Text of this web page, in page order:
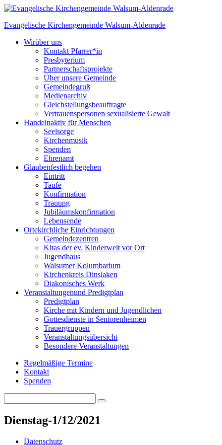
Skip
content
Evangelische Kirchengemeinde Walsum-Aldenrade
Wirüber uns
Kontakt Pfarrer*in
Presbyterium
Partnerschaftsprojekte
Über unsere Gemeinde
Gemeindegruß
Medienarchiv
Gleichstellungs­beauftragte
Vertrauenspersonen sexualisierte Gewalt
Handelnaktiv für Menschen
Seelsorge
Kirchenmusik
Spenden
Ehrenamt
Glaubenfestlich begehen
Eintritt
Taufe
Konfirmation
Trauung
Jubiläumskonfirmation
Lebensende
Ortekirchliche Einrichtungen
Gemeindezentren
Kitas der ev. Kinderwelt vor Ort
Jugendhaus
Walsumer Kolumbarium
Kirchenkreis Dinslaken
Diakonisches Werk
Veranstaltungenund Predigtplan
Predigtplan
Kirche mit Kindern und Jugendlichen
Gottesdienste in Seniorenheimen
Trauergruppen
Veranstaltungsübersicht
Besondere Veranstaltungen
Regelmäßige Termine
Kontakt
Spenden
for:
Search
Dienstag-1/12/2021
Datenschutz